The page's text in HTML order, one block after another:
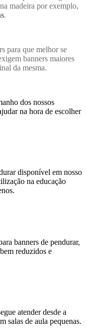
madeira por exemplo,
.
para que melhor se
banners maiores
da mesma.
dos nossos
na hora de escolher
disponível em nosso
na educação
banners de pendurar,
reduzidos e
atender desde a
salas de aula pequenas.